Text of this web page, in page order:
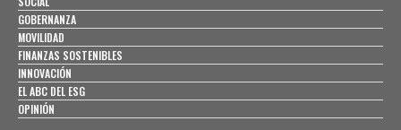
GOBERNANZA
MOVILIDAD
FINANZAS SOSTENIBLES
INNOVACIÓN
EL ABC DEL ESG
OPINIÓN